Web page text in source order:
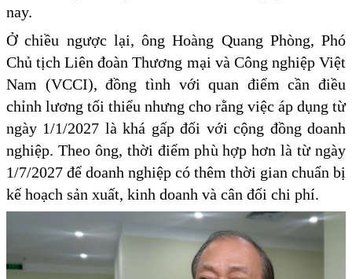
nay.
Ở chiều ngược lại, ông Hoàng Quang Phòng, Phó
Chủ tịch Liên đoàn Thương mại và Công nghiệp Việt
Nam (VCCI), đồng tình với quan điểm cần điều
chỉnh lương tối thiểu nhưng cho rằng việc áp dụng từ
ngày 1/1/2027 là khá gấp đối với cộng đồng doanh
nghiệp. Theo ông, thời điểm phù hợp hơn là từ ngày
1/7/2027 để doanh nghiệp có thêm thời gian chuẩn bị
kế hoạch sản xuất, kinh doanh và cân đối chi phí.